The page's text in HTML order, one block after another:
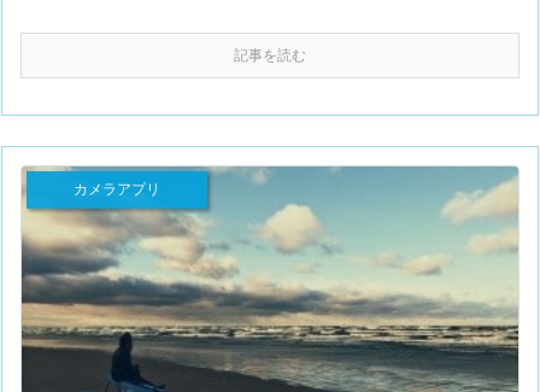
記事を読む
カメラアプリ